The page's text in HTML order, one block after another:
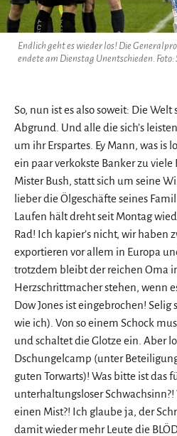
Endlich geht es wieder los! Die
endete am Dienstag Unentschieden.
So, nun ist es also soweit: Die
Abgrund. Und alle die sich’s
um ihr Erspartes. Ey Mann, was is
ein paar verkokste Banker zu
Mister Bush, statt sich um seine
lieber die Ölgeschäfte seines
Laufen hält dreht seit Montag
Rad! Ich kapier’s nicht, wir haben
exportieren vor allem in Europa
trotzdem bleibt der reichen Oma
Herzschrittmacher stehen, wenn
Dow Jones ist eingebrochen!
wie ich). Von so einem Schock
und schaltet die Glotze ein. Aber
Dschungelcamp (unter
guten Torwarts)! Was bitte ist das
unterhaltungsloser
einen Mist?! Ich glaube ja, der
damit wieder mehr Leute die